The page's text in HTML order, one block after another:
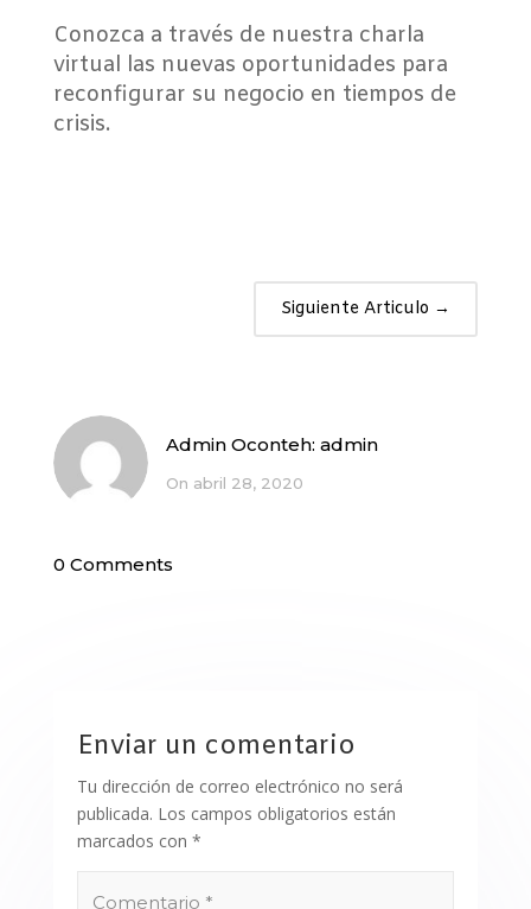
Conozca a través de nuestra charla
virtual las nuevas oportunidades para
reconfigurar su negocio en tiempos de
crisis.
Siguiente Articulo →
Admin Oconteh: admin
On abril 28, 2020
0 Comments
Enviar un comentario
Tu dirección de correo electrónico no será
publicada. Los campos obligatorios están
marcados con *